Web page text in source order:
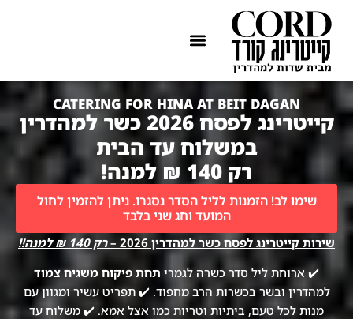
CATERING FOR HINA AT BEIT DAGAN
קייטרינג לפסח 2026 כשר למהדרין
במשלוח עד הבית
רק 140 ₪ למנה!
שימו לב! הזמנות לליל הסדר נסגרו. ניתן להזמין לחול
המועד וחג שני בלבד
שירות קייטרינג לפסח כשר למהדרין 2026 –
רק 140 ₪ למנה!!
✔️ ארוחת ליל סדר כשרה לגמרי תחת פיקוח משגיח צמוד
למהדרין ובשר בכשרות הרב מחפוד. ✔️ תפריט עשיר ומגוון עם
מנות לכל טעם, ביתיות וטריות כמו אצל אמא. ✔️ משלוח עד